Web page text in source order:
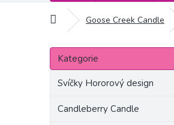
Domů Goose Creek Candle
P
s
Přeskočit
kategorie
Kategorie
Svíčky Hororový design
Candleberry Candle